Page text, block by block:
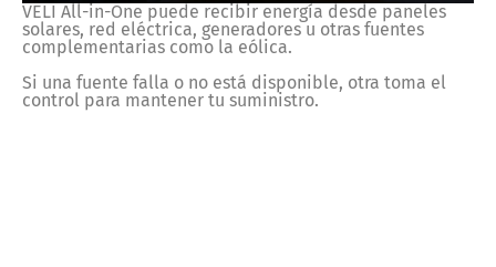
VELI All-in-One puede recibir energía desde paneles
solares, red eléctrica, generadores u otras fuentes
complementarias como la eólica.
Si una fuente falla o no está disponible, otra toma el
control para mantener tu suministro.